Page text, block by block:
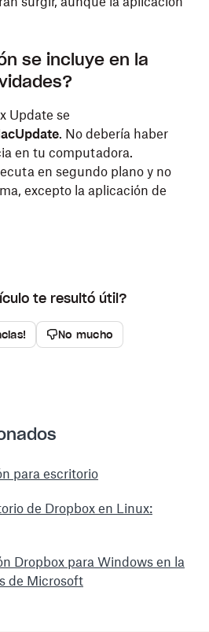
se incluye en la
Update se
. No debería haber
en tu computadora.
en segundo plano y no
excepto la aplicación de
te resultó útil?
No mucho
para escritorio
de Dropbox en Linux:
Dropbox para Windows en la
de Microsoft